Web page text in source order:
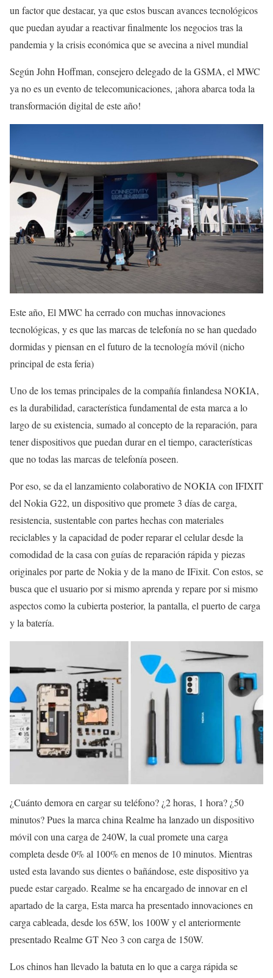
un factor que destacar, ya que estos buscan avances tecnológicos
que puedan ayudar a reactivar finalmente los negocios tras la
pandemia y la crisis económica que se avecina a nivel mundial
Según John Hoffman, consejero delegado de la GSMA, el MWC
ya no es un evento de telecomunicaciones, ¡ahora abarca toda la
transformación digital de este año!
Este año, El MWC ha cerrado con muchas innovaciones
tecnológicas, y es que las marcas de telefonía no se han quedado
dormidas y piensan en el futuro de la tecnología móvil (nicho
principal de esta feria)
Uno de los temas principales de la compañía finlandesa NOKIA,
es la durabilidad, característica fundamental de esta marca a lo
largo de su existencia, sumado al concepto de la reparación, para
tener dispositivos que puedan durar en el tiempo, características
que no todas las marcas de telefonía poseen.
Por eso, se da el lanzamiento colaborativo de NOKIA con IFIXIT
del Nokia G22, un dispositivo que promete 3 días de carga,
resistencia, sustentable con partes hechas con materiales
reciclables y la capacidad de poder reparar el celular desde la
comodidad de la casa con guías de reparación rápida y piezas
originales por parte de Nokia y de la mano de IFixit. Con estos, se
busca que el usuario por si mismo aprenda y repare por si mismo
aspectos como la cubierta posterior, la pantalla, el puerto de carga
y la batería.
¿Cuánto demora en cargar su teléfono? ¿2 horas, 1 hora? ¿50
minutos? Pues la marca china Realme ha lanzado un dispositivo
móvil con una carga de 240W, la cual promete una carga
completa desde 0% al 100% en menos de 10 minutos. Mientras
usted esta lavando sus dientes o bañándose, este dispositivo ya
puede estar cargado. Realme se ha encargado de innovar en el
apartado de la carga, Esta marca ha presentado innovaciones en
carga cableada, desde los 65W, los 100W y el anteriormente
presentado Realme GT Neo 3 con carga de 150W.
Los chinos han llevado la batuta en lo que a carga rápida se